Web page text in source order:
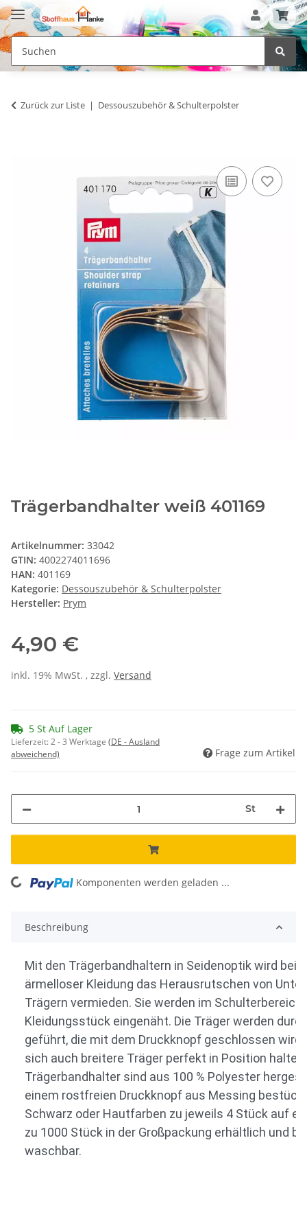
Zurück zur Liste Dessouszubehör & Schulterpolster
Trägerbandhalter weiß 401169
Artikelnummer: 33042
GTIN: 4002274011696
HAN: 401169
Kategorie: Dessouszubehör & Schulterpolster
Hersteller: Prym
4,90 €
inkl. 19% MwSt. , zzgl. Versand
5 St Auf Lager
Lieferzeit:2 - 3 Werktage (DE - Ausland
abweichend)
Frage zum Artikel
St
Komponenten werden geladen ...
Beschreibung
Mit den Trägerbandhaltern in Seidenoptik wird
ärmelloser Kleidung das Herausrutschen von
Trägern vermieden. Sie werden im Schulterbereich
Kleidungsstück eingenäht. Die Träger werden
geführt, die mit dem Druckknopf geschlossen
sich auch breitere Träger perfekt in Position
Trägerbandhalter sind aus 100 % Polyester
einem rostfreien Druckknopf aus Messing
Schwarz oder Hautfarben zu jeweils 4 Stück auf
zu 1000 Stück in der Großpackung erhältlich und
waschbar.